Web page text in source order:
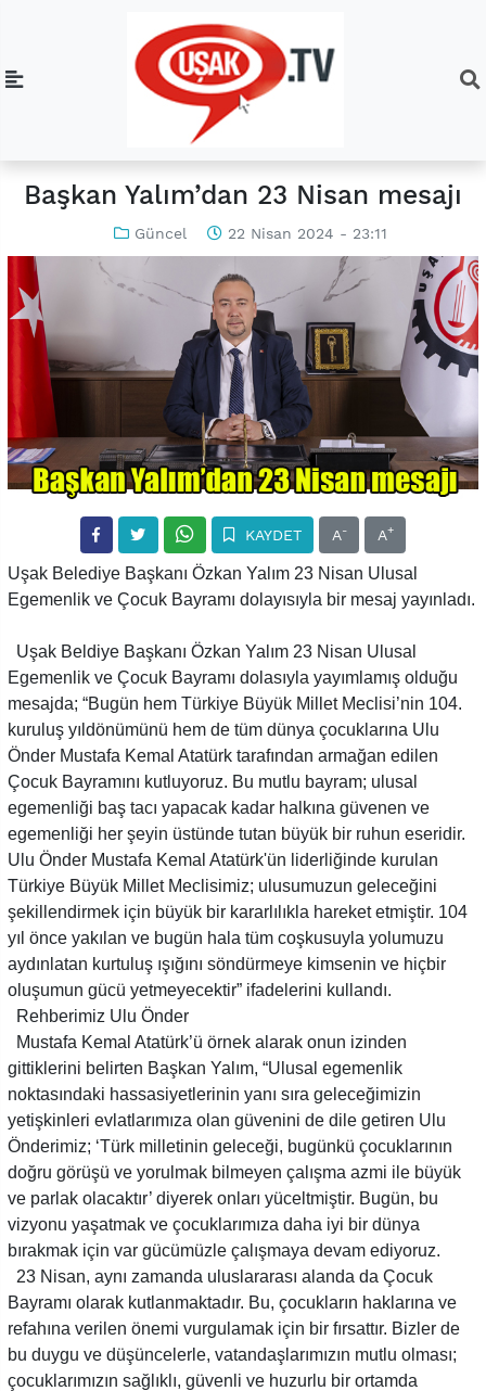
Başkan Yalım’dan 23 Nisan mesajı
Güncel 22 Nisan 2024 - 23:11
KAYDET A- A+
Uşak Belediye Başkanı Özkan Yalım 23 Nisan Ulusal
Egemenlik ve Çocuk Bayramı dolayısıyla bir mesaj yayınladı.
Uşak Beldiye Başkanı Özkan Yalım 23 Nisan Ulusal
Egemenlik ve Çocuk Bayramı dolasıyla yayımlamış olduğu
mesajda; “Bugün hem Türkiye Büyük Millet Meclisi’nin 104.
kuruluş yıldönümünü hem de tüm dünya çocuklarına Ulu
Önder Mustafa Kemal Atatürk tarafından armağan edilen
Çocuk Bayramını kutluyoruz. Bu mutlu bayram; ulusal
egemenliği baş tacı yapacak kadar halkına güvenen ve
egemenliği her şeyin üstünde tutan büyük bir ruhun eseridir.
Ulu Önder Mustafa Kemal Atatürk'ün liderliğinde kurulan
Türkiye Büyük Millet Meclisimiz; ulusumuzun geleceğini
şekillendirmek için büyük bir kararlılıkla hareket etmiştir. 104
yıl önce yakılan ve bugün hala tüm coşkusuyla yolumuzu
aydınlatan kurtuluş ışığını söndürmeye kimsenin ve hiçbir
oluşumun gücü yetmeyecektir” ifadelerini kullandı.
Rehberimiz Ulu Önder
Mustafa Kemal Atatürk’ü örnek alarak onun izinden
gittiklerini belirten Başkan Yalım, “Ulusal egemenlik
noktasındaki hassasiyetlerinin yanı sıra geleceğimizin
yetişkinleri evlatlarımıza olan güvenini de dile getiren Ulu
Önderimiz; ‘Türk milletinin geleceği, bugünkü çocuklarının
doğru görüşü ve yorulmak bilmeyen çalışma azmi ile büyük
ve parlak olacaktır’ diyerek onları yüceltmiştir. Bugün, bu
vizyonu yaşatmak ve çocuklarımıza daha iyi bir dünya
bırakmak için var gücümüzle çalışmaya devam ediyoruz.
23 Nisan, aynı zamanda uluslararası alanda da Çocuk
Bayramı olarak kutlanmaktadır. Bu, çocukların haklarına ve
refahına verilen önemi vurgulamak için bir fırsattır. Bizler de
bu duygu ve düşüncelerle, vatandaşlarımızın mutlu olması;
çocuklarımızın sağlıklı, güvenli ve huzurlu bir ortamda